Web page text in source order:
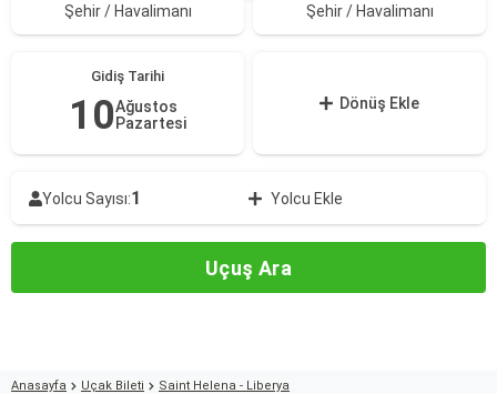
Şehir / Havalimanı Şehir / Havalimanı
Gidiş Tarihi
10Ağustos
Pazartesi
Dönüş Ekle
Yolcu Sayısı:1 Yolcu Ekle
Uçuş Ara
Anasayfa Uçak Bileti Saint Helena - Liberya